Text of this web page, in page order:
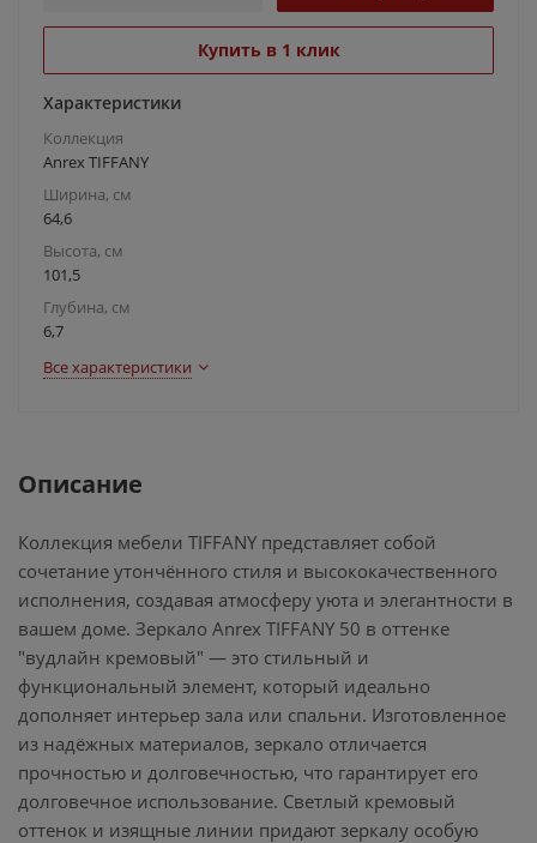
Купить в 1 клик
Характеристики
Коллекция
Anrex TIFFANY
Ширина, см
64,6
Высота, см
101,5
Глубина, см
6,7
Все характеристики
Описание
Коллекция мебели TIFFANY представляет собой
сочетание утончённого стиля и высококачественного
исполнения, создавая атмосферу уюта и элегантности в
вашем доме. Зеркало Anrex TIFFANY 50 в оттенке
"вудлайн кремовый" — это стильный и
функциональный элемент, который идеально
дополняет интерьер зала или спальни. Изготовленное
из надёжных материалов, зеркало отличается
прочностью и долговечностью, что гарантирует его
долговечное использование. Светлый кремовый
оттенок и изящные линии придают зеркалу особую